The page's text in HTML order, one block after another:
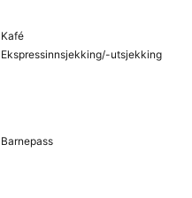
Kafé
Ekspressinnsjekking/-utsjekking
Barnepass